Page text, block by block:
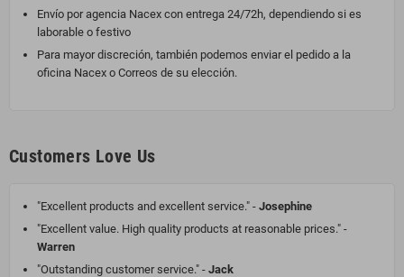
Envío por agencia Nacex con entrega 24/72h, dependiendo si es
laborable o festivo
Para mayor discreción, también podemos enviar el pedido a la
oficina Nacex o Correos de su elección.
Customers Love Us
"Excellent products and excellent service." - Josephine
"Excellent value. High quality products at reasonable prices." -
Warren
"Outstanding customer service." - Jack